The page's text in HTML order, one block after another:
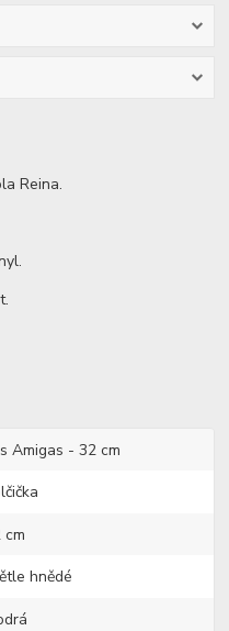
Reina.
Amigas - 32 cm
cm
hnědé